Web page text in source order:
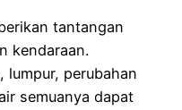
tantangan
kendaraan.
lumpur, perubahan
semuanya dapat